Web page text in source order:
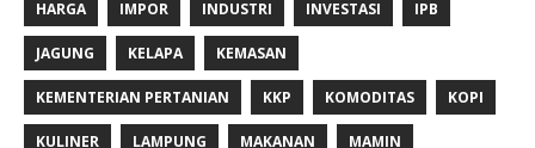
HARGA IMPOR INDUSTRI INVESTASI IPB
JAGUNG KELAPA KEMASAN
KEMENTERIAN PERTANIAN KKP KOMODITAS KOPI
KULINER LAMPUNG MAKANAN MAMIN